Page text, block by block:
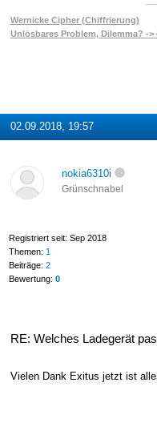
Wernicke Cipher (Chiffrierung)
Unlösbares Problem, Dilemma? ->
02.09.2018, 19:57
nokia6310i
Grünschnabel
Registriert seit: Sep 2018
Themen: 1
Beiträge: 2
Bewertung: 0
RE: Welches Ladegerät
Vielen Dank Exitus jetzt ist